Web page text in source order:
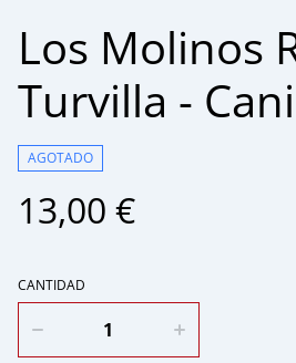
Los Molinos
Turvilla -
AGOTADO
13,00 €
CANTIDAD